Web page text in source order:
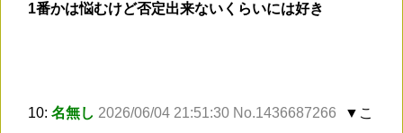
1番かは悩むけど否定出来ないくらいには好き
10: 名無し 2026/06/04 21:51:30 No.1436687266
▼こ